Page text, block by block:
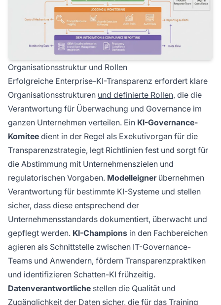
Organisationsstruktur und Rollen
Erfolgreiche Enterprise-KI-Transparenz erfordert klare
Organisationsstrukturen und definierte Rollen, die die
Verantwortung für Überwachung und Governance im
ganzen Unternehmen verteilen. Ein KI-Governance-
Komitee dient in der Regel als Exekutivorgan für die
Transparenzstrategie, legt Richtlinien fest und sorgt für
die Abstimmung mit Unternehmenszielen und
regulatorischen Vorgaben. Modelleignerübernehmen
Verantwortung für bestimmte KI-Systeme und stellen
sicher, dass diese entsprechend der
Unternehmensstandards dokumentiert, überwacht und
gepflegt werden. KI-Champions in den Fachbereichen
agieren als Schnittstelle zwischen IT-Governance-
Teams und Anwendern, fördern Transparenzpraktiken
und identifizieren Schatten-KI frühzeitig.
Datenverantwortliche stellen die Qualität und
Zugänglichkeit der Daten sicher, die für das Training